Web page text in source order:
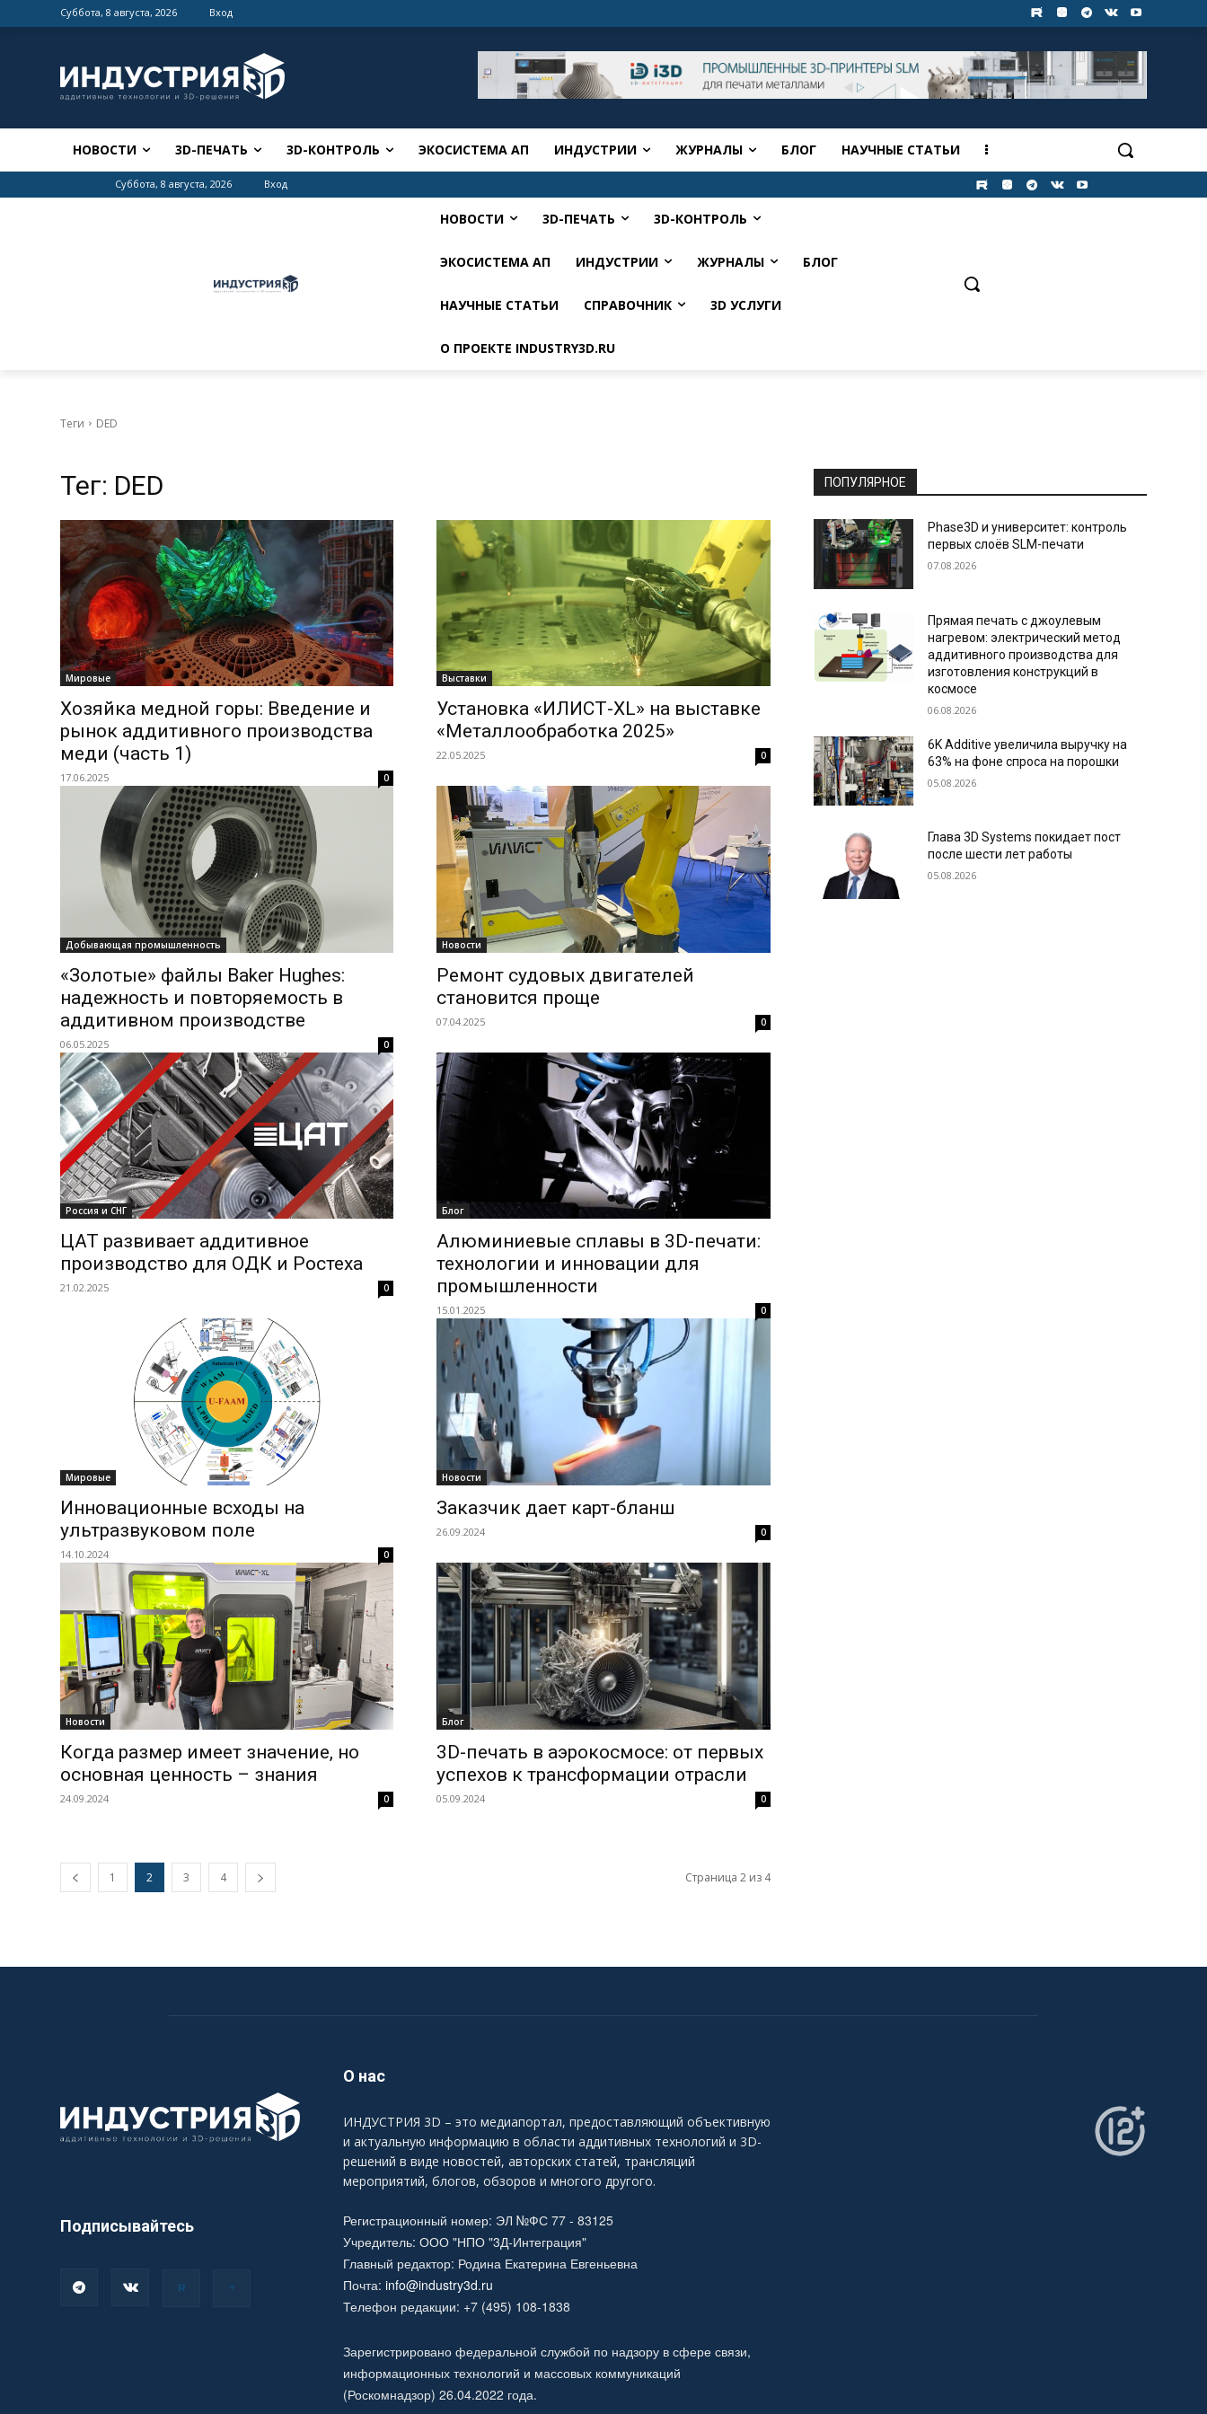
Суббота, 8 августа, 2026 Вход
НОВОСТИ 3D-ПЕЧАТЬ 3D-КОНТРОЛЬ ЭКОСИСТЕМА АП ИНДУСТРИИ ЖУРНАЛЫ БЛОГ НАУЧНЫЕ СТАТЬИ
Суббота, 8 августа, 2026 Вход
НОВОСТИ 3D-ПЕЧАТЬ 3D-КОНТРОЛЬ
ЭКОСИСТЕМА АП ИНДУСТРИИ ЖУРНАЛЫ БЛОГ
НАУЧНЫЕ СТАТЬИ СПРАВОЧНИК 3D УСЛУГИ
О ПРОЕКТЕ INDUSTRY3D.RU
Теги DED
Тег: DED
Мировые
Хозяйка медной горы: Введение и
рынок аддитивного производства
меди (часть 1)
17.06.2025 0
Выставки
Установка «ИЛИСТ-XL» на выставке
«Металлообработка 2025»
22.05.2025 0
Добывающая промышленность
«Золотые» файлы Baker Hughes:
надежность и повторяемость в
аддитивном производстве
06.05.2025 0
Новости
Ремонт судовых двигателей
становится проще
07.04.2025 0
Россия и СНГ
ЦАТ развивает аддитивное
производство для ОДК и Ростеха
21.02.2025 0
Блог
Алюминиевые сплавы в 3D-печати:
технологии и инновации для
промышленности
15.01.2025 0
Мировые
Инновационные всходы на
ультразвуковом поле
14.10.2024 0
Новости
Заказчик дает карт-бланш
26.09.2024 0
Новости
Когда размер имеет значение, но
основная ценность – знания
24.09.2024 0
Блог
3D-печать в аэрокосмосе: от первых
успехов к трансформации отрасли
05.09.2024 0
1 2 3 4 Страница 2 из 4
ПОПУЛЯРНОЕ
Phase3D и университет: контроль
первых слоёв SLM-печати
07.08.2026
Прямая печать с джоулевым
нагревом: электрический метод
аддитивного производства для
изготовления конструкций в
космосе
06.08.2026
6K Additive увеличила выручку на
63% на фоне спроса на порошки
05.08.2026
Глава 3D Systems покидает пост
после шести лет работы
05.08.2026
О нас
ИНДУСТРИЯ 3D – это медиапортал, предоставляющий объективную
и актуальную информацию в области аддитивных технологий и 3D-
решений в виде новостей, авторских статей, трансляций
мероприятий, блогов, обзоров и многого другого.
Подписывайтесь
Регистрационный номер: ЭЛ №ФС 77 - 83125
Учредитель: ООО "НПО "3Д-Интеграция"
Главный редактор: Родина Екатерина Евгеньевна
Почта: info@industry3d.ru
Телефон редакции: +7 (495) 108-1838
Зарегистрировано федеральной службой по надзору в сфере связи,
информационных технологий и массовых коммуникаций
(Роскомнадзор) 26.04.2022 года.